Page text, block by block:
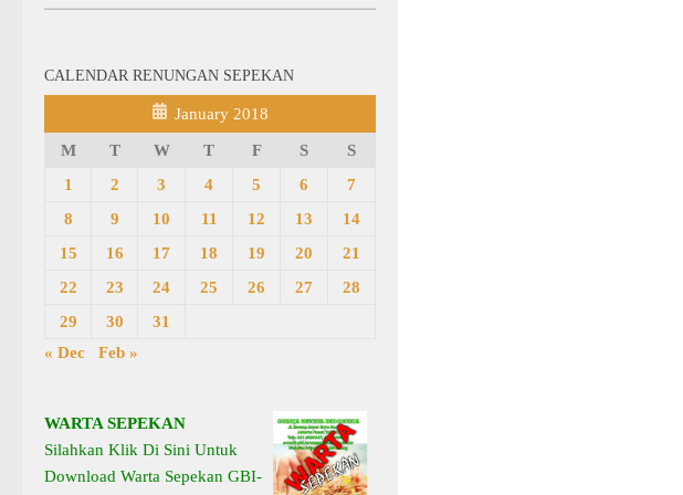
CALENDAR RENUNGAN SEPEKAN
January 2018
M T W T F S
S
1
2 3 4 5 6
7
8
9 10 11 12 13
14
15
16 17 18 19 20
21
22
23 24 25 26 27
28
29
30
31
« Dec
Feb »
WARTA SEPEKAN
Silahkan Klik Di Sini Untuk
Download Warta Sepekan GBI-